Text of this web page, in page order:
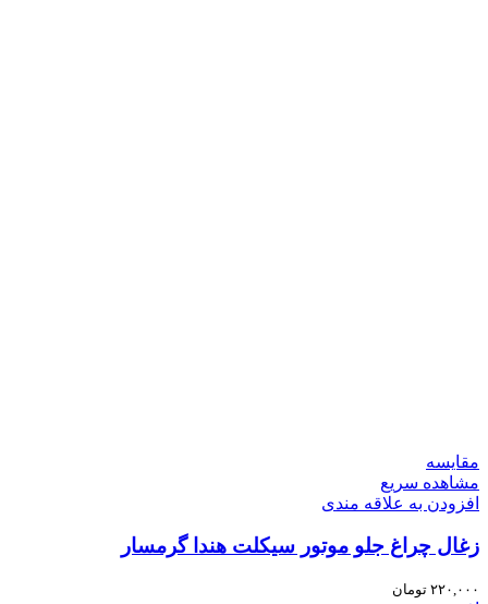
مقایسه
مشاهده سریع
افزودن به علاقه مندی
زغال چراغ جلو موتور سیکلت هندا گرمسار
۲۲۰,۰۰۰ تومان